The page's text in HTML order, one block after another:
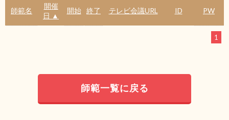
師範名
開催
日 ▲
開始 終了 テレビ会議URL ID PW
1
師範一覧に戻る